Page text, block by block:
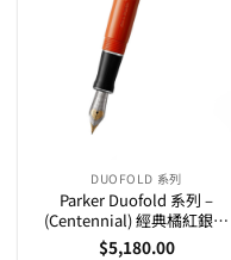
DUOFOLD 系列
Parker Duofold 系列 –
(Centennial) 經典橘紅銀夾
18K 黃金筆咀墨水筆 (1931376)
$5,180.00